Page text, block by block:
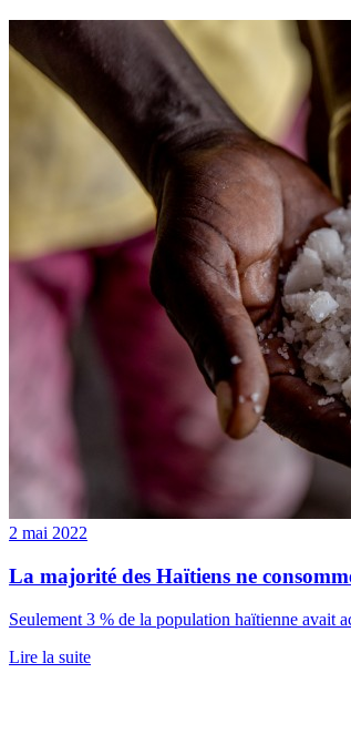
2 mai 2022
La majorité des Haïtiens ne
Seulement 3 % de la population haïtienne avait
Lire la suite